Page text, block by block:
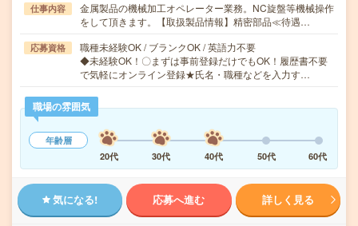
仕事内容
金属製品の機械加工オペレーター業務。NC旋盤等機械操作
をして頂きます。【取扱製品情報】精密部品≪待遇…
応募資格
職種未経験OK / ブランクOK / 英語力不要
◆未経験OK！〇まずは事前登録だけでもOK！履歴書不要
で気軽にオンライン登録★氏名・職種などを入力す…
職場の雰囲気
年齢層
20代
30代 40代 50代 60代
気になる! 応募へ進む 詳しく見る